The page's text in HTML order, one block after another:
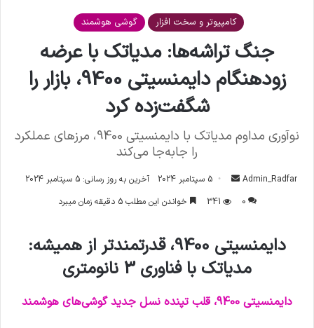
کامپیوتر و سخت افزار گوشی هوشمند
جنگ تراشه‌ها: مدیاتک با عرضه
زودهنگام دایمنسیتی 9400، بازار را
شگفت‌زده کرد
نوآوری مداوم مدیاتک با دایمنسیتی 9400، مرزهای عملکرد
را جابه‌جا می‌کند
Admin_Radfar
ر
ل
ا
ی
م
5 سپتامبر 2024
آخرین به روز رسانی: 5 سپتامبر 2024
0
341 خواندن این مطلب 5 دقیقه زمان میبرد
دایمنسیتی 9400، قدرتمندتر از همیشه:
مدیاتک با فناوری 3 نانومتری
دایمنسیتی 9400، قلب تپنده نسل جدید گوشی‌های هوشمند